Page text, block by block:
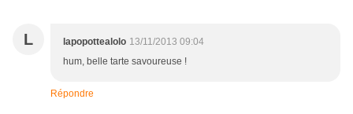
L lapopottealolo 13/11/2013 09:04
hum, belle tarte savoureuse !
Répondre